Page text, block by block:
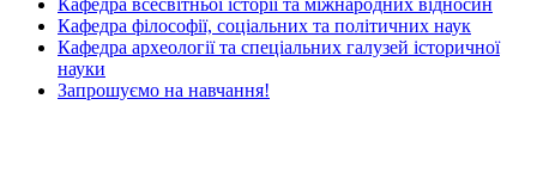
Кафедра всесвітньої історії та міжнародних відносин
Кафедра філософії, соціальних та політичних наук
Кафедра археології та спеціальних галузей історичної
науки
Запрошуємо на навчання!